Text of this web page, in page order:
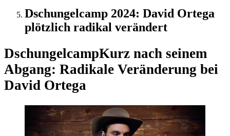
Dschungelcamp 2024: David Ortega
plötzlich radikal verändert
DschungelcampKurz nach seinem
Abgang: Radikale Veränderung bei
David Ortega